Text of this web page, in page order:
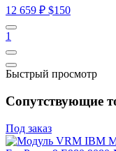
12 659 ₽ $150
1
Быстрый просмотр
Сопутствующие
Под заказ